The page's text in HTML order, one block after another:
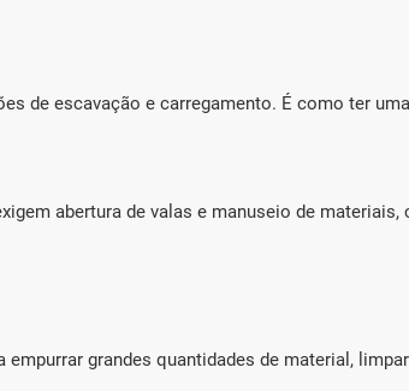
de escavação e carregamento. É como ter
abertura de valas e manuseio de
grandes quantidades de material,